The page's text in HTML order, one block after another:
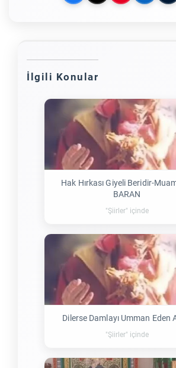
İlgili Konular
Hak Hırkası Giyeli Beridir-
BARAN
"Şiirler" içinde
Dilerse Damlayı Umman Eden
"Şiirler" içinde